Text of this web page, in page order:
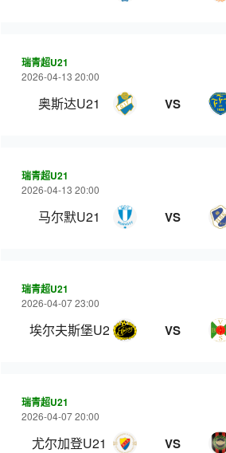
瑞青超U21
2026-04-13 20:00
奥斯达U21 VS
瑞青超U21
2026-04-13 20:00
马尔默U21 VS
瑞青超U21
2026-04-07 23:00
埃尔夫斯堡U21 VS
瑞青超U21
2026-04-07 20:00
尤尔加登U21 VS